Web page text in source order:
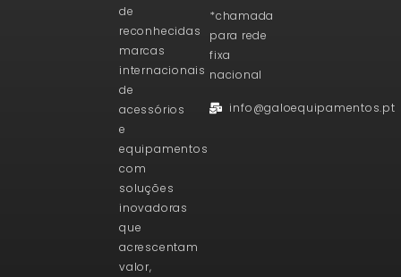
de
reconhecidas
marcas
internacionais
de
acessórios
e
equipamentos
com
soluções
inovadoras
que
acrescentam
valor,
*chamada
para rede
fixa
nacional
info@galoequipamentos.pt